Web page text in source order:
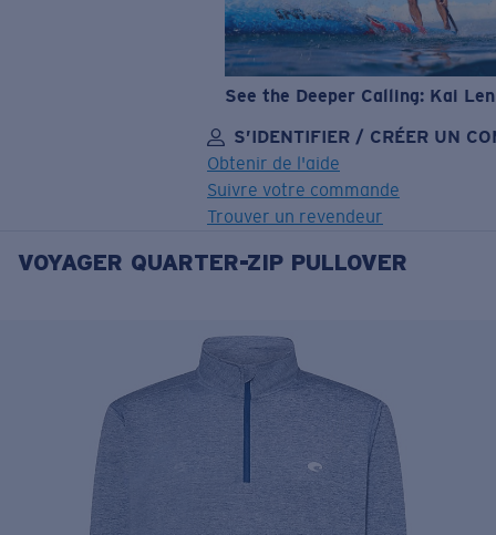
See the Deeper Calling: Kai
S’IDENTIFIER / CRÉER UN
Obtenir de l'aide
Suivre votre commande
Trouver un revendeur
OBJECTIF MIS À JOURAJOUTÉ AU PANIER!
Quantité:
Gratuit
Quantité:
VOYAGER QUARTER-ZIP PULLOVER